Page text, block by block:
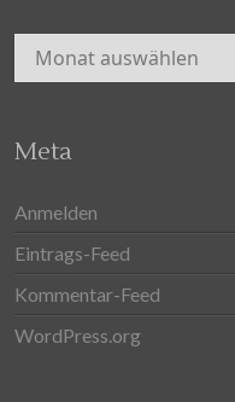
Archiv
Meta
Anmelden
Eintrags-Feed
Kommentar-Feed
WordPress.org